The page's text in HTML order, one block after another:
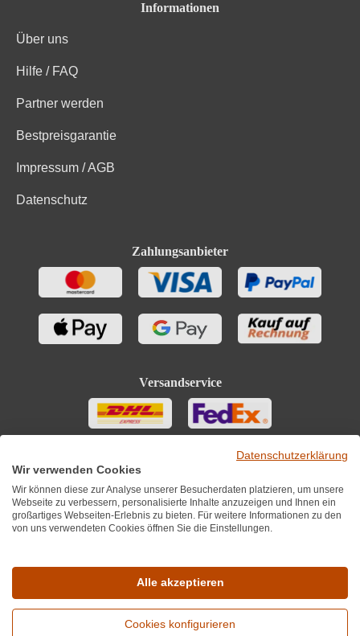
Informationen
Über uns
Hilfe / FAQ
Partner werden
Bestpreisgarantie
Impressum / AGB
Datenschutz
Zahlungsanbieter
Versandservice
Datenschutzerklärung
Wir verwenden Cookies
Wir können diese zur Analyse unserer Besucherdaten platzieren, um unsere
Webseite zu verbessern, personalisierte Inhalte anzuzeigen und Ihnen ein
großartiges Webseiten-Erlebnis zu bieten. Für weitere Informationen zu den
von uns verwendeten Cookies öffnen Sie die Einstellungen.
Alle akzeptieren
Cookies konfigurieren